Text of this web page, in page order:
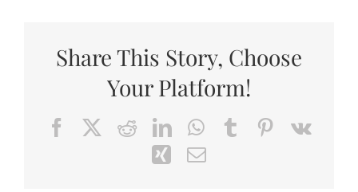
Share This Story, Choose
Your Platform!
FacebookRedditLinkedInWhatsApp
TumblrPinterest
Vk
XingEmail